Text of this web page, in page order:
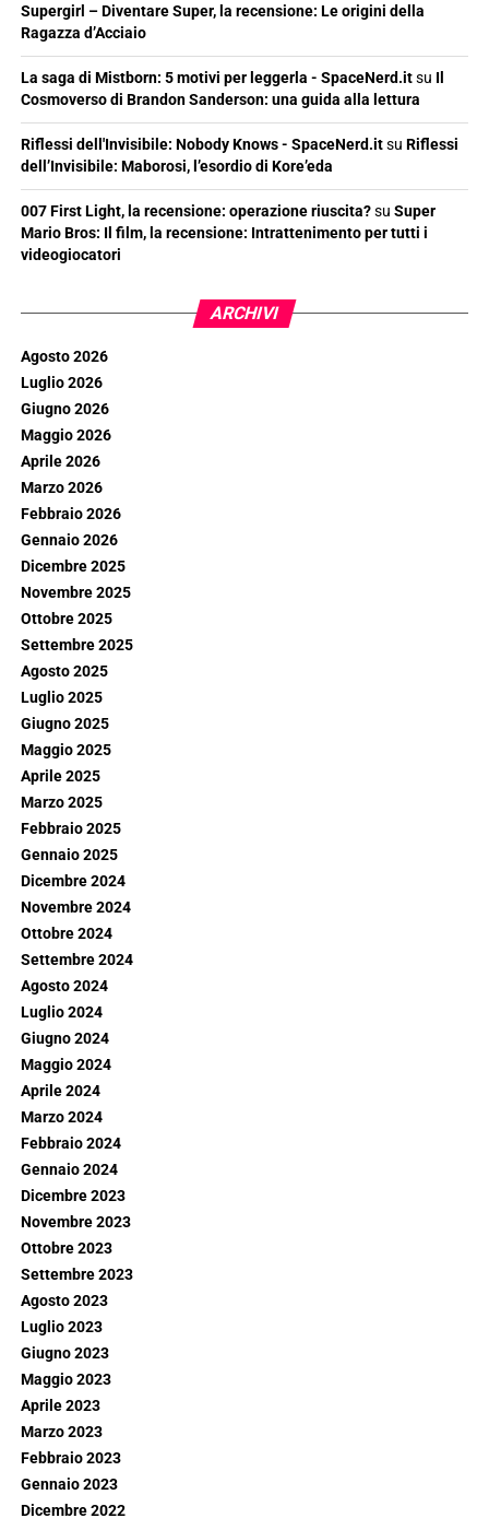
Supergirl – Diventare Super, la recensione: Le origini della
Ragazza d’Acciaio
La saga di Mistborn: 5 motivi per leggerla - SpaceNerd.itsu Il
Cosmoverso di Brandon Sanderson: una guida alla lettura
Riflessi dell'Invisibile: Nobody Knows - SpaceNerd.itsu Riflessi
dell’Invisibile: Maborosi, l’esordio di Kore’eda
007 First Light, la recensione: operazione riuscita?su Super
Mario Bros: Il film, la recensione: Intrattenimento per tutti i
videogiocatori
ARCHIVI
Agosto 2026
Luglio 2026
Giugno 2026
Maggio 2026
Aprile 2026
Marzo 2026
Febbraio 2026
Gennaio 2026
Dicembre 2025
Novembre 2025
Ottobre 2025
Settembre 2025
Agosto 2025
Luglio 2025
Giugno 2025
Maggio 2025
Aprile 2025
Marzo 2025
Febbraio 2025
Gennaio 2025
Dicembre 2024
Novembre 2024
Ottobre 2024
Settembre 2024
Agosto 2024
Luglio 2024
Giugno 2024
Maggio 2024
Aprile 2024
Marzo 2024
Febbraio 2024
Gennaio 2024
Dicembre 2023
Novembre 2023
Ottobre 2023
Settembre 2023
Agosto 2023
Luglio 2023
Giugno 2023
Maggio 2023
Aprile 2023
Marzo 2023
Febbraio 2023
Gennaio 2023
Dicembre 2022